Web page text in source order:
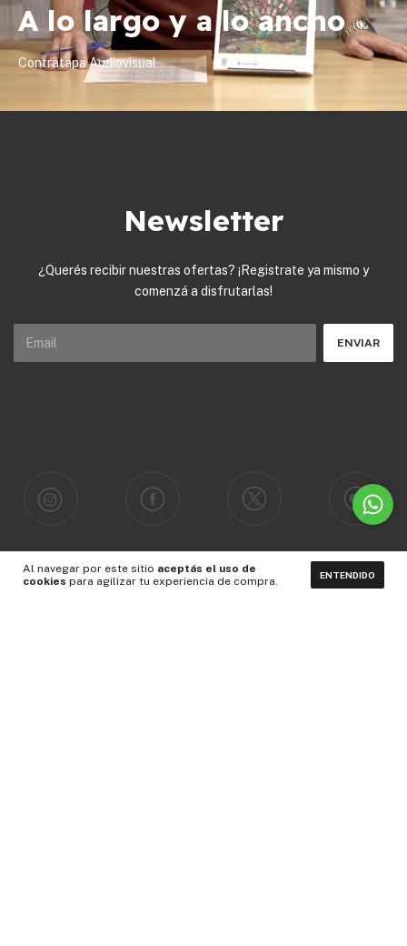
Al navegar por este sitio aceptás el uso de
cookies para agilizar tu experiencia de compra. ENTENDIDO
A lo largo y a lo ancho
Contratapa Audiovisual
Newsletter
¿Querés recibir nuestras ofertas? ¡Registrate ya mismo y
comenzá a disfrutarlas!